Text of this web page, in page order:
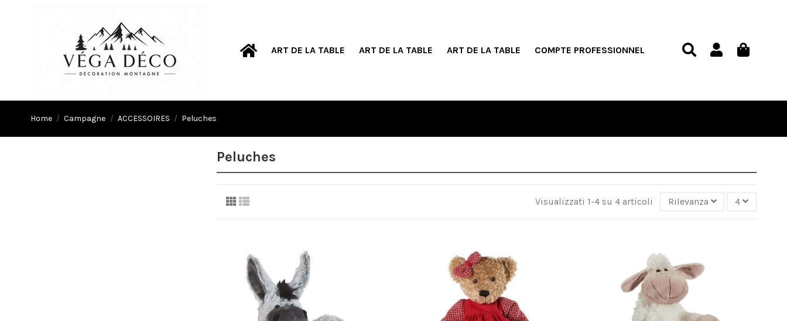
ART DE LA TABLE ART DE LA TABLE ART DE LA TABLE COMPTE PROFESSIONNEL
Home Campagne ACCESSOIRES Peluches
Peluches
Visualizzati 1-4 su 4 articoli Rilevanza 4